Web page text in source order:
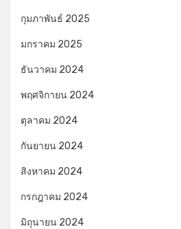
กุมภาพันธ์ 2025
มกราคม 2025
ธันวาคม 2024
พฤศจิกายน 2024
ตุลาคม 2024
กันยายน 2024
สิงหาคม 2024
กรกฎาคม 2024
มิถุนายน 2024